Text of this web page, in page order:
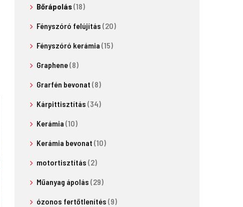
Bőrápolás(18)
Fényszóró felújítás (20)
Fényszóró kerámia (15)
Graphene(8)
Grarfén bevonat (8)
Kárpittisztítás (34)
Kerámia (10)
Kerámia bevonat (10)
motortisztítás (2)
Műanyag ápolás (29)
ózonos fertőtlenítés (9)